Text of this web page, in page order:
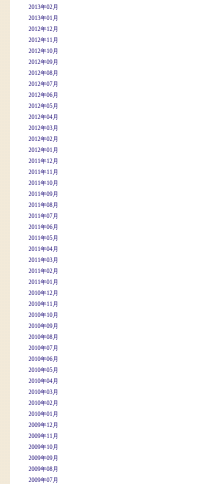
2013年02月
2013年01月
2012年12月
2012年11月
2012年10月
2012年09月
2012年08月
2012年07月
2012年06月
2012年05月
2012年04月
2012年03月
2012年02月
2012年01月
2011年12月
2011年11月
2011年10月
2011年09月
2011年08月
2011年07月
2011年06月
2011年05月
2011年04月
2011年03月
2011年02月
2011年01月
2010年12月
2010年11月
2010年10月
2010年09月
2010年08月
2010年07月
2010年06月
2010年05月
2010年04月
2010年03月
2010年02月
2010年01月
2009年12月
2009年11月
2009年10月
2009年09月
2009年08月
2009年07月